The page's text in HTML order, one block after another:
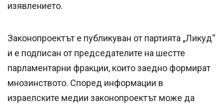
изявлението.
Законопроектът е публикуван от партията „Ликуд“
и е подписан от председателите на шестте
парламентарни фракции, които заедно формират
мнозинството. Според информации в
израелските медии законопроектът може да